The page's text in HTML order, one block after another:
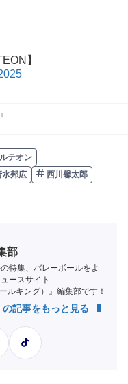
】
テオン
水邦広
西川馨太郎
部
特集、バレーボールをよ
ースサイト
ルキング）』編集部です！
記事をもっと見る